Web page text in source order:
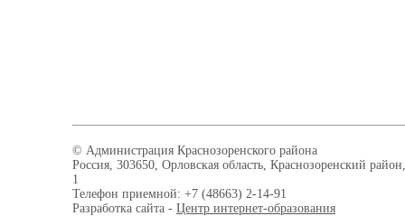
© Администрация Краснозоренского района
Россия, 303650, Орловская область, Краснозоренский
1
Телефон приемной: +7 (48663) 2-14-91
Разработка сайта - Центр интернет-образования